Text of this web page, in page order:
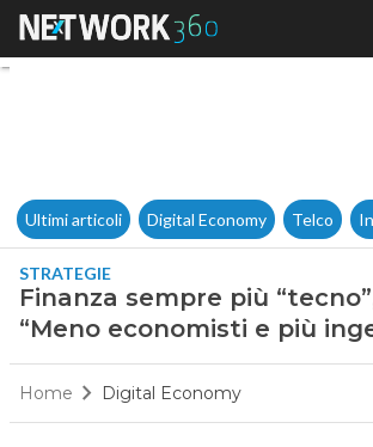
Finanza
Ultimi articoli Digital Economy Telco
STRATEGIE
Finanza sempre più
“Meno economisti e più
Home Digital Economy